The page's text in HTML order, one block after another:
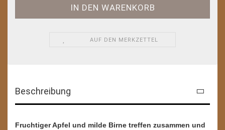
AUF DEN MERKZETTEL
Beschreibung
Fruchtiger Apfel und milde Birne treffen zusammen und